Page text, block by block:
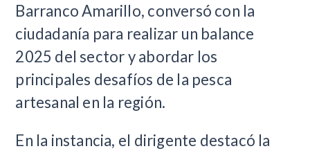
Barranco Amarillo, conversó con la
ciudadanía para realizar un balance
2025 del sector y abordar los
principales desafíos de la pesca
artesanal en la región.
En la instancia, el dirigente destacó la